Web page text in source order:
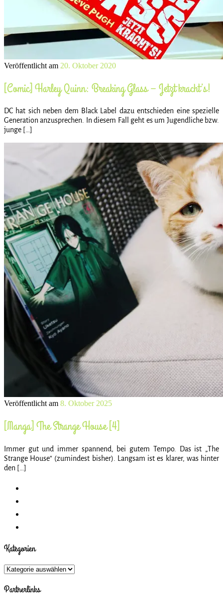
Veröffentlicht am 20. Oktober 2020
[Comic] Harley Quinn: Breaking Glass – Jetzt kracht’s!
DC hat sich neben dem Black Label dazu entschieden eine spezielle
Generation anzusprechen. In diesem Fall geht es um Jugendliche bzw.
junge […]
Veröffentlicht am 8. Oktober 2025
[Manga] The Strange House [4]
Immer gut und immer spannend, bei gutem Tempo. Das ist „The
Strange House“ (zumindest bisher). Langsam ist es klarer, was hinter
den […]
Kategorien
Kategorien
Partnerlinks